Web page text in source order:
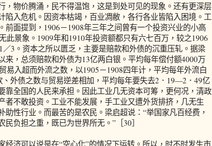
物价腾涌，民不得温饱，这是到处可见的现象。还有更深层
陷入危机。因资本枯竭，百业凋敝，各行各业皆陷入困境。工
前面提到，1906－1908年三年之间曾有一个投资兴业的小高
此景象。1909年和1910年投资额都只有六七百万，较之1906
／3。资本之所以匮乏，主要是赔款和外债的沉重压轧。据梁
来，总须赔款和外债为13亿两白银。平均每年偿付额4000万
易入超而外流之数，以1905－1908四年计，平均每年外流白
、外债之数与贸易逆差相加，平均每年要失去2．19—2．49亿
靠全国的人民来承担。因此工业几无资本可筹，更何况，清政
者不敢投资。工业不能发展，手工业又遭外货排挤，几无生
助性行业。而最苦的是农民。梁启超说：“举国家凡百经费，
负担之重，既已为世界所无。”［30］
济可以说是在“空心化”的情况下运转。所以，时不时发生市